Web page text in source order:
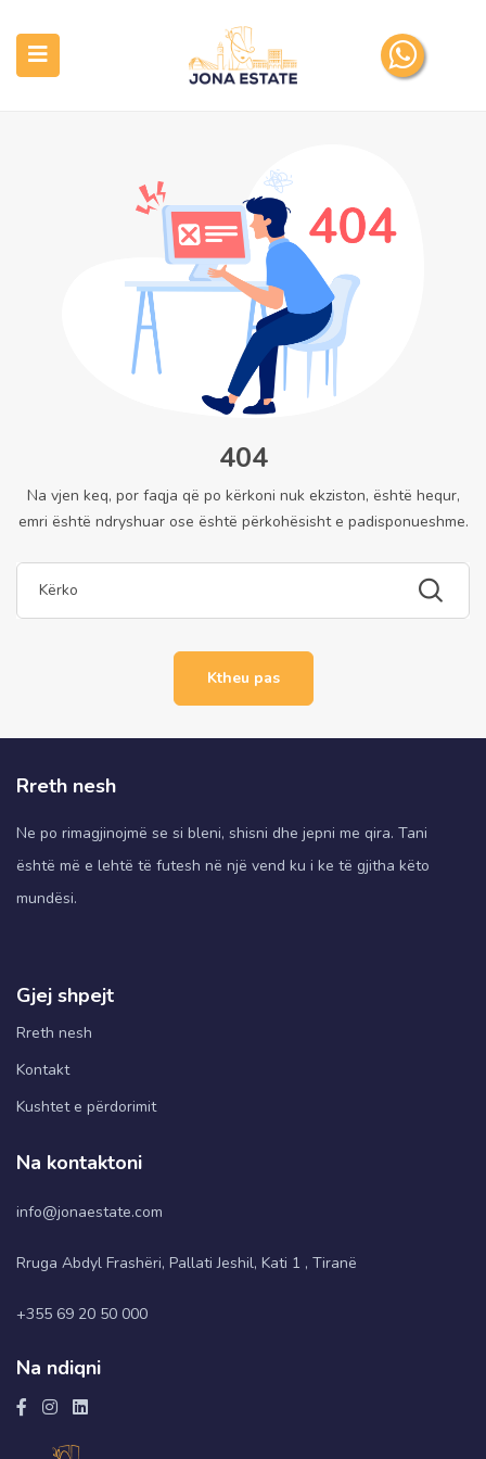
(Pronat tona)
404
Na vjen keq, por faqja që po kërkoni nuk ekziston, është hequr,
emri është ndryshuar ose është përkohësisht e padisponueshme.
Ktheu pas
Rreth nesh
Ne po rimagjinojmë se si bleni, shisni dhe jepni me qira. Tani
është më e lehtë të futesh në një vend ku i ke të gjitha këto
mundësi.
Gjej shpejt
Rreth nesh
Kontakt
Kushtet e përdorimit
Na kontaktoni
info@jonaestate.com
Rruga Abdyl Frashëri, Pallati Jeshil, Kati 1 , Tiranë
+355 69 20 50 000
Na ndiqni